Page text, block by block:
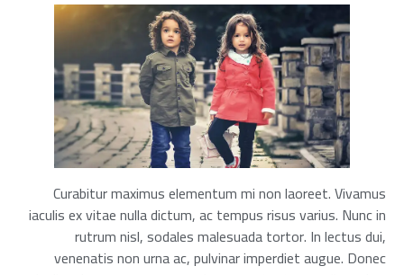
Curabitur maximus elementum mi non laoreet. Vivamus
iaculis ex vitae nulla dictum, ac tempus risus varius. Nunc in
rutrum nisl, sodales malesuada tortor. In lectus dui,
venenatis non urna ac, pulvinar imperdiet augue. Donec